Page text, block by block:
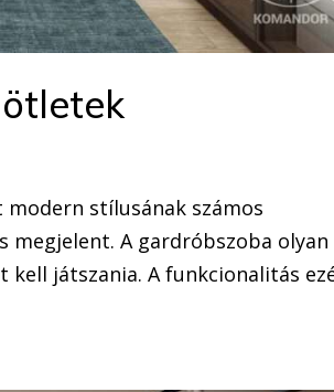
stílusának számos
megjelent. A gardróbszoba olyan
kell játszania. A funkcionalitás